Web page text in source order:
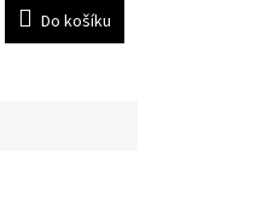
Do košíku